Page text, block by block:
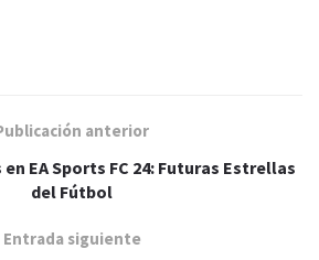
anterior
EA Sports FC 24: Futuras Estrellas
del Fútbol
Entrada siguiente